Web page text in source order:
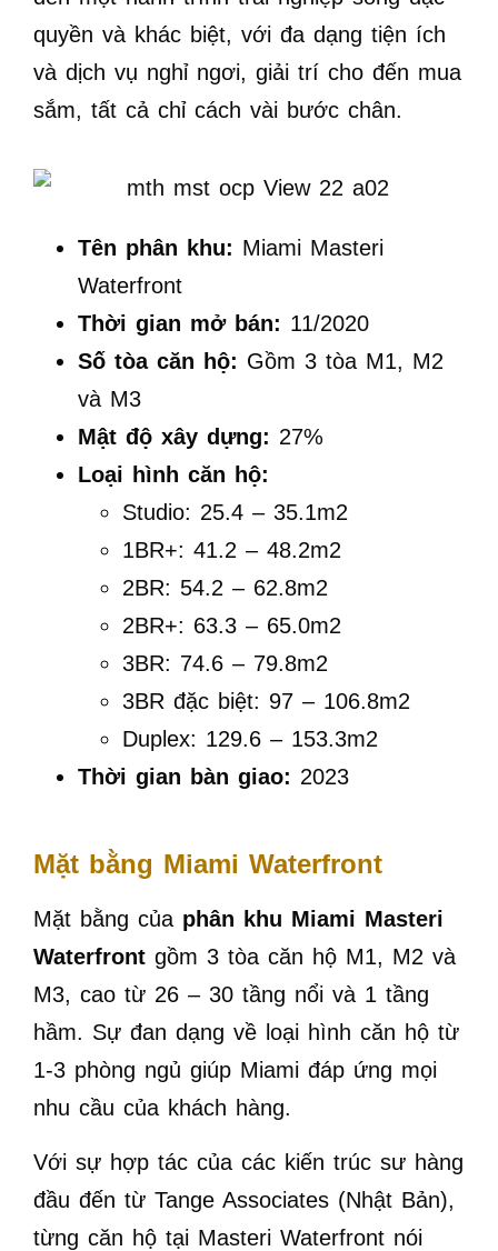
quyền và khác biệt, với đa dạng tiện ích
và dịch vụ nghỉ ngơi, giải trí cho đến mua
sắm, tất cả chỉ cách vài bước chân.
Tên phân khu: Miami Masteri
Waterfront
Thời gian mở bán: 11/2020
Số tòa căn hộ: Gồm 3 tòa M1, M2
và M3
Mật độ xây dựng: 27%
Loại hình căn hộ:
Studio: 25.4 – 35.1m2
1BR+: 41.2 – 48.2m2
2BR: 54.2 – 62.8m2
2BR+: 63.3 – 65.0m2
3BR: 74.6 – 79.8m2
3BR đặc biệt: 97 – 106.8m2
Duplex: 129.6 – 153.3m2
Thời gian bàn giao: 2023
Mặt bằng Miami Waterfront
Mặt bằng của phân khu Miami Masteri
Waterfront gồm 3 tòa căn hộ M1, M2 và
M3, cao từ 26 – 30 tầng nổi và 1 tầng
hầm. Sự đan dạng về loại hình căn hộ từ
1-3 phòng ngủ giúp Miami đáp ứng mọi
nhu cầu của khách hàng.
Với sự hợp tác của các kiến trúc sư hàng
đầu đến từ Tange Associates (Nhật Bản),
từng căn hộ tại Masteri Waterfront nói